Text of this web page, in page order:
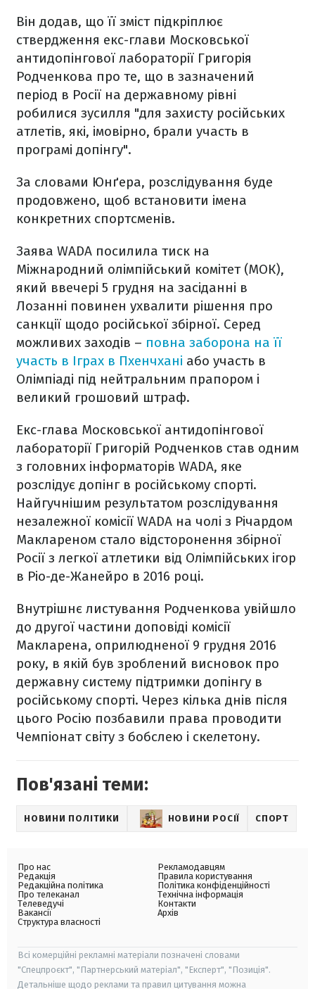
Він додав, що її зміст підкріплює
ствердження екс-глави Московської
антидопінгової лабораторії Григорія
Родченкова про те, що в зазначений
період в Росії на державному рівні
робилися зусилля "для захисту російських
атлетів, які, імовірно, брали участь в
програмі допінгу".
За словами Юнґера, розслідування буде
продовжено, щоб встановити імена
конкретних спортсменів.
Заява WADA посилила тиск на
Міжнародний олімпійський комітет (МОК),
який ввечері 5 грудня на засіданні в
Лозанні повинен ухвалити рішення про
санкції щодо російської збірної. Серед
можливих заходів – повна заборона на її
участь в Іграх в Пхенчхані або участь в
Олімпіаді під нейтральним прапором і
великий грошовий штраф.
Екс-глава Московської антидопінгової
лабораторії Григорій Родченков став одним
з головних інформаторів WADA, яке
розслідує допінг в російському спорті.
Найгучнішим результатом розслідування
незалежної комісії WADA на чолі з Річардом
Маклареном стало відсторонення збірної
Росії з легкої атлетики від Олімпійських ігор
в Ріо-де-Жанейро в 2016 році.
Внутрішнє листування Родченкова увійшло
до другої частини доповіді комісії
Макларена, оприлюдненої 9 грудня 2016
року, в якій був зроблений висновок про
державну систему підтримки допінгу в
російському спорті. Через кілька днів після
цього Росію позбавили права проводити
Чемпіонат світу з бобслею і скелетону.
Пов'язані теми:
НОВИНИ ПОЛІТИКИ НОВИНИ РОСІЇ СПОРТ
Про нас
Редакція
Редакційна політика
Про телеканал
Телеведучі
Вакансії
Структура власності
Рекламодавцям
Правила користування
Політика конфіденційності
Технічна інформація
Контакти
Архів
Всі комерційні рекламні матеріали позначені словами
"Спецпроєкт", "Партнерський матеріал", "Експерт", "Позиція".
Детальніше щодо реклами та правил цитування можна